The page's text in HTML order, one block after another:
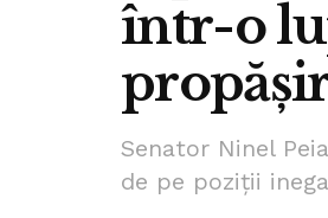
într-o
Senator Ninel
de pe poziții